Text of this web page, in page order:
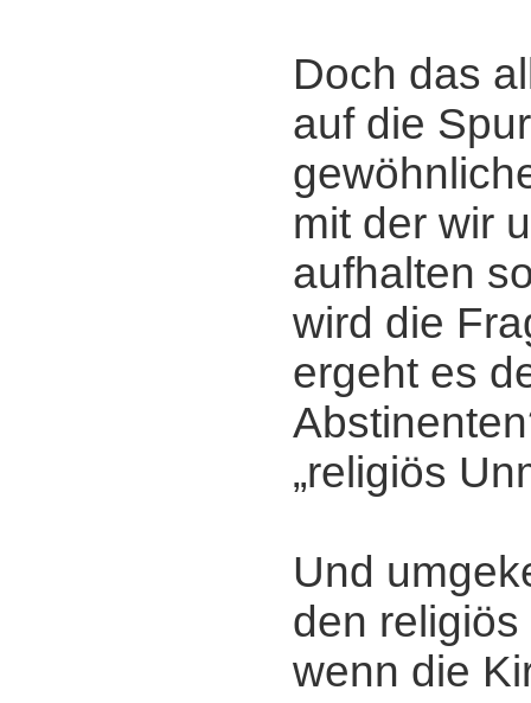
Doch das
auf die
mit der wir
aufhalten
wird die
ergeht es
„religiös
Und
den
wenn die